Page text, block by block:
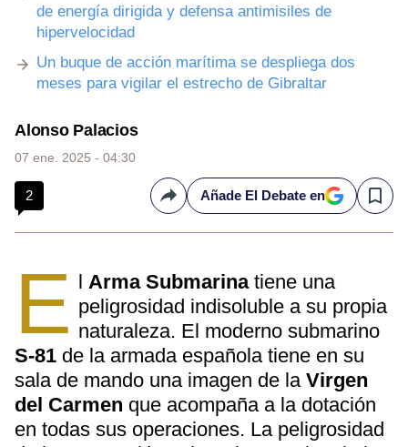
de energía dirigida y defensa antimisiles de
hipervelocidad
Un buque de acción marítima se despliega dos
meses para vigilar el estrecho de Gibraltar
Alonso Palacios
07 ene. 2025 - 04:30
2 CompartirAñade El Debate en Save
E lArma Submarinatiene una
peligrosidad indisoluble a su propia
naturaleza. El moderno submarino
S-81 de la armada española tiene en su
sala de mando una imagen de la Virgen
del Carmen que acompaña a la dotación
en todas sus operaciones. La peligrosidad